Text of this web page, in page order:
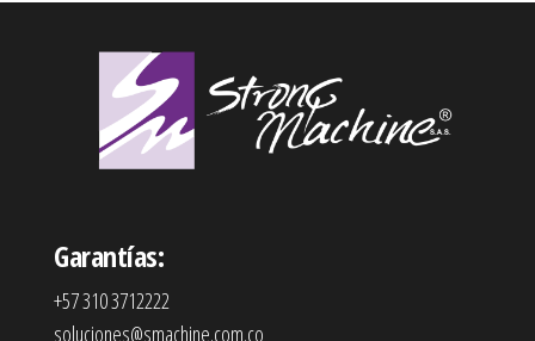
Garantías:
+57 310 3712222
soluciones@smachine.com.co